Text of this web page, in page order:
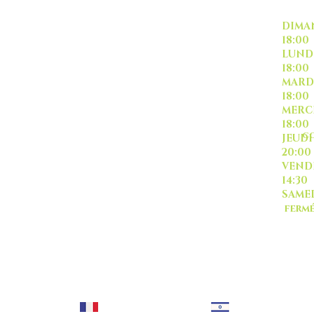
18:00
18:00
18:00
18:00
20:00
14:30